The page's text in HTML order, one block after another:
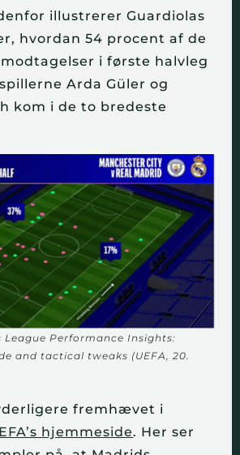
illustrerer Guardiolas
hvordan 54 procent af de
i første halvleg
Arda Güler og
kom i de to bredeste
League Performance Insights:
and tactical tweaks (UEFA, 20.
fremhævet i
hjemmeside. Her ser